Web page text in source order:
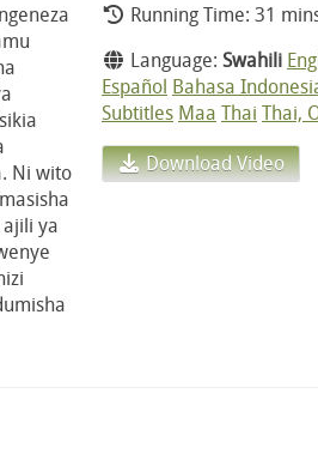
Ni wito
ya
Running Time: 31
Language: Swahili
Español Bahasa
Subtitles Maa Thai Thai,
Download Video